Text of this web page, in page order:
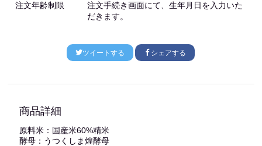
注文年齢制限
注文手続き画面にて、生年月日を入力いた
だきます。
ツイートする シェアする
商品詳細
原料米：国産米60%精米
酵母：うつくしま煌酵母